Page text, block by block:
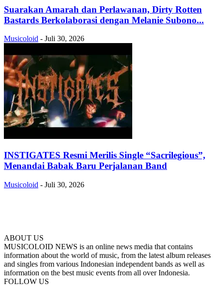
Suarakan Amarah dan Perlawanan, Dirty Rotten
Bastards Berkolaborasi dengan Melanie Subono...
Musicoloid - Juli 30, 2026
INSTIGATES Resmi Merilis Single “Sacrilegious”,
Menandai Babak Baru Perjalanan Band
Musicoloid - Juli 30, 2026
ABOUT US
MUSICOLOID NEWS is an online news media that contains
information about the world of music, from the latest album releases
and singles from various Indonesian independent bands as well as
information on the best music events from all over Indonesia.
FOLLOW US